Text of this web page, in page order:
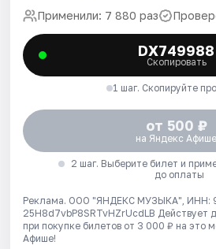
Применили: 7 880 раз
DX749988
Скопировать
1 шаг. Скопируйте
от 500 ₽
на Яндекс Афише
2 шаг. Выберите билет и
до оплаты
Реклама. ООО "ЯНДЕКС МУЗЫКА", ИНН:
25H8d7vbP8SRTvHZrUcdLB Действует
при покупке билетов от 3 000 ₽ на это
Афише!